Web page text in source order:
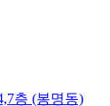
층 (봉명동)